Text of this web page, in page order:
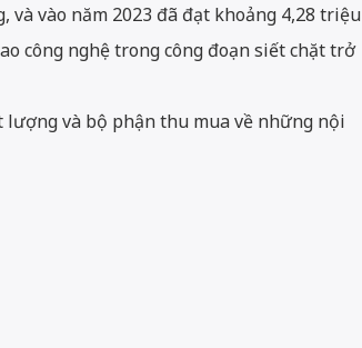
vào năm 2023 đã đạt khoảng 4,28 triệu
công nghệ trong công đoạn siết chặt trở
lượng và bộ phận thu mua về những nội